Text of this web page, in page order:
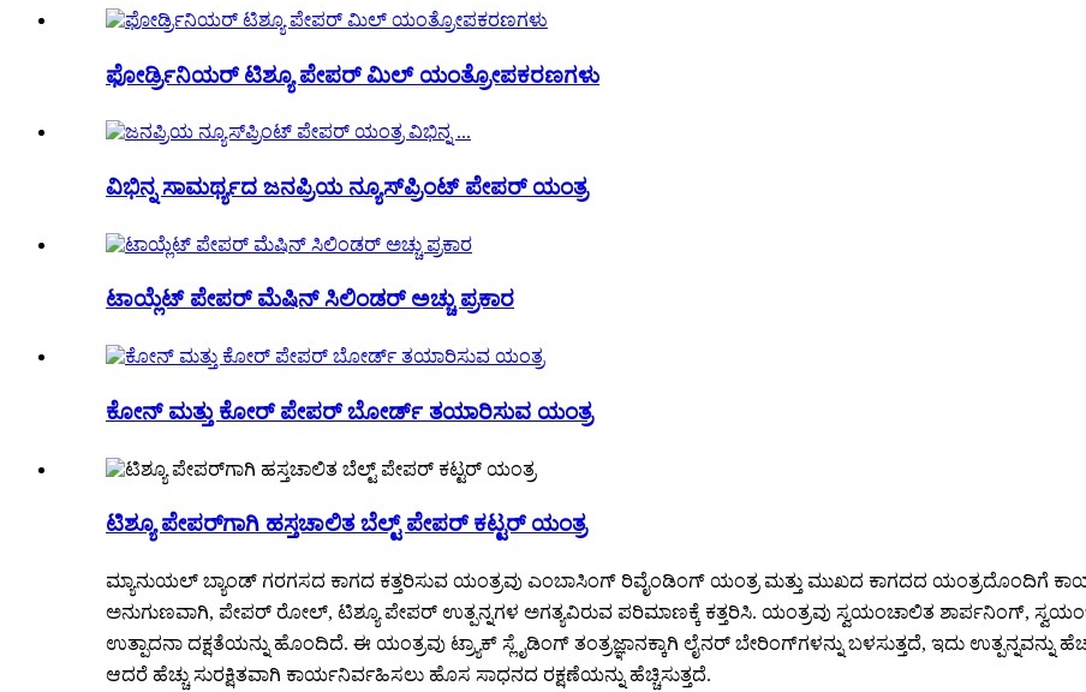
ಫೋರ್ಡ್ರಿನಿಯರ್ ಟಿಶ್ಯೂ ಪೇಪರ್ ಮಿಲ್ ಯಂತ್ರೋಪಕರಣಗಳು
ವಿಭಿನ್ನ ಸಾಮರ್ಥ್ಯದ ಜನಪ್ರಿಯ ನ್ಯೂಸ್‌ಪ್ರಿಂಟ್ ಪೇಪರ್ ಯಂತ್ರ
ಟಾಯ್ಲೆಟ್ ಪೇಪರ್ ಮೆಷಿನ್ ಸಿಲಿಂಡರ್ ಅಚ್ಚು ಪ್ರಕಾರ
ಕೋನ್ ಮತ್ತು ಕೋರ್ ಪೇಪರ್ ಬೋರ್ಡ್ ತಯಾರಿಸುವ ಯಂತ್ರ
ಟಿಶ್ಯೂ ಪೇಪರ್‌ಗಾಗಿ ಹಸ್ತಚಾಲಿತ ಬೆಲ್ಟ್ ಪೇಪರ್ ಕಟ್ಟರ್ ಯಂತ್ರ
ಮ್ಯಾನುಯಲ್ ಬ್ಯಾಂಡ್ ಗರಗಸದ ಕಾಗದ ಕತ್ತರಿಸುವ ಯಂತ್ರವು ಎಂಬಾಸಿಂಗ್ ರಿವೈಂಡಿಂಗ್ ಯಂತ್ರ ಮತ್ತು ಮುಖದ ಕಾಗದದ ಯಂತ್ರದೊಂದಿಗೆ
ಅನುಗುಣವಾಗಿ, ಪೇಪರ್ ರೋಲ್, ಟಿಶ್ಯೂ ಪೇಪರ್ ಉತ್ಪನ್ನಗಳ ಅಗತ್ಯವಿರುವ ಪರಿಮಾಣಕ್ಕೆ ಕತ್ತರಿಸಿ. ಯಂತ್ರವು ಸ್ವಯಂಚಾಲಿತ ಶಾರ್ಪನಿಂಗ್,
ಉತ್ಪಾದನಾ ದಕ್ಷತೆಯನ್ನು ಹೊಂದಿದೆ. ಈ ಯಂತ್ರವು ಟ್ರ್ಯಾಕ್ ಸ್ಲೈಡಿಂಗ್ ತಂತ್ರಜ್ಞಾನಕ್ಕಾಗಿ ಲೈನರ್ ಬೇರಿಂಗ್‌ಗಳನ್ನು ಬಳಸುತ್ತದೆ, ಇದು ಉತ್ಪನ್ನವನ್ನು
ಆದರೆ ಹೆಚ್ಚು ಸುರಕ್ಷಿತವಾಗಿ ಕಾರ್ಯನಿರ್ವಹಿಸಲು ಹೊಸ ಸಾಧನದ ರಕ್ಷಣೆಯನ್ನು ಹೆಚ್ಚಿಸುತ್ತದೆ.